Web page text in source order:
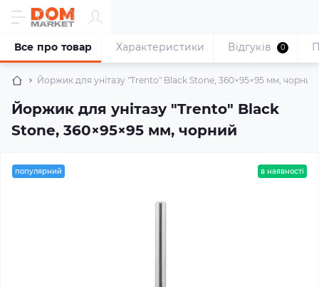
Йоржик для унітазу "Trento" Black Stone, 360×95×95 мм, чорний
Йоржик для унітазу "Trento" Black
Stone, 360×95×95 мм, чорний
Все про товар Характеристики Відгуків 0
популярний в наявності